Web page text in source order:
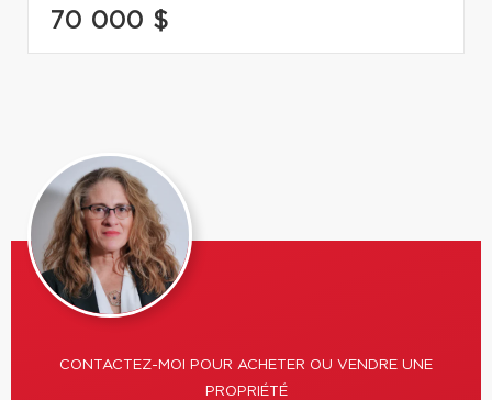
70 000 $
CONTACTEZ-MOI POUR ACHETER OU VENDRE UNE
PROPRIÉTÉ